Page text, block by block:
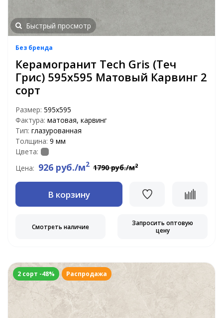
Быстрый просмотр
Без бренда
Керамогранит Tech Gris (Теч
Грис) 595x595 Матовый Карвинг 2
сорт
Размер: 595x595
Фактура: матовая, карвинг
Тип: глазурованная
Толщина: 9 мм
Цвета:
Цена: 926 руб./м2 1790 руб./м2
В корзину
Смотреть наличие
Запросить оптовую
цену
2 сорт -48% Распродажа